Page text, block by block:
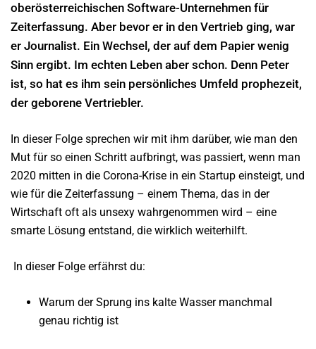
oberösterreichischen Software-Unternehmen für
Zeiterfassung. Aber bevor er in den Vertrieb ging, war
er Journalist. Ein Wechsel, der auf dem Papier wenig
Sinn ergibt. Im echten Leben aber schon. Denn Peter
ist, so hat es ihm sein persönliches Umfeld prophezeit,
der geborene Vertriebler.
In dieser Folge sprechen wir mit ihm darüber, wie man den
Mut für so einen Schritt aufbringt, was passiert, wenn man
2020 mitten in die Corona-Krise in ein Startup einsteigt, und
wie für die Zeiterfassung – einem Thema, das in der
Wirtschaft oft als unsexy wahrgenommen wird – eine
smarte Lösung entstand, die wirklich weiterhilft.
In dieser Folge erfährst du:
Warum der Sprung ins kalte Wasser manchmal
genau richtig ist